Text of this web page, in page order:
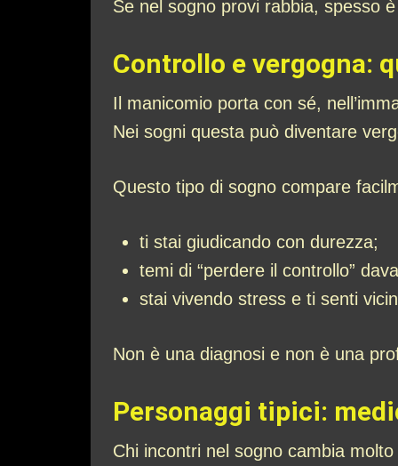
Se nel sogno provi rabbia, spesso
Controllo e vergogna:
Il manicomio porta con sé,
Nei sogni questa può diventare
Questo tipo di sogno compare
ti stai giudicando con durezza;
temi di “perdere il controllo”
stai vivendo stress e ti senti
Non è una diagnosi e non è una
Personaggi tipici:
Chi incontri nel sogno cambia